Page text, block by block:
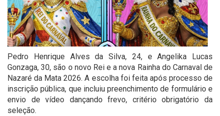
Pedro Henrique Alves da Silva, 24, e Angelika Lucas
Gonzaga, 30, são o novo Rei e a nova Rainha do Carnaval de
Nazaré da Mata 2026. A escolha foi feita após processo de
inscrição pública, que incluiu preenchimento de formulário e
envio de vídeo dançando frevo, critério obrigatório da
seleção.